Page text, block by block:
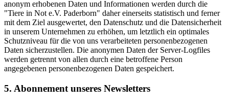
anonym erhobenen Daten und Informationen werden durch die
"Tiere in Not e.V. Paderborn" daher einerseits statistisch und ferner
mit dem Ziel ausgewertet, den Datenschutz und die Datensicherheit
in unserem Unternehmen zu erhöhen, um letztlich ein optimales
Schutzniveau für die von uns verarbeiteten personenbezogenen
Daten sicherzustellen. Die anonymen Daten der Server-Logfiles
werden getrennt von allen durch eine betroffene Person
angegebenen personenbezogenen Daten gespeichert.
5. Abonnement unseres Newsletters